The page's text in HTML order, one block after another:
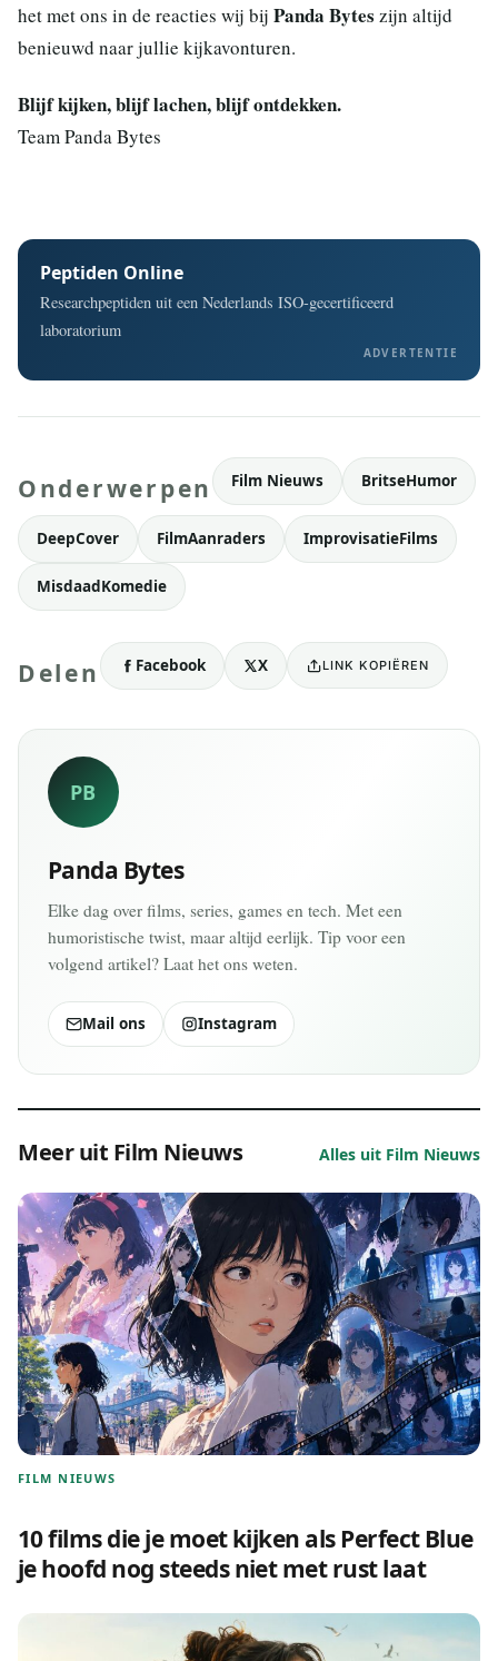
het met ons in de reacties wij bij Panda Bytes zijn altijd
benieuwd naar jullie kijkavonturen.
Blijf kijken, blijf lachen, blijf ontdekken.
Team Panda Bytes
Peptiden Online
Researchpeptiden uit een Nederlands ISO-gecertificeerd
laboratorium
ADVERTENTIE
Onderwerpen Film Nieuws BritseHumor
DeepCover FilmAanraders ImprovisatieFilms
MisdaadKomedie
Delen Facebook X LINK KOPIËREN
PB
Panda Bytes
Elke dag over films, series, games en tech. Met een
humoristische twist, maar altijd eerlijk. Tip voor een
volgend artikel? Laat het ons weten.
Mail ons Instagram
Meer uit Film Nieuws Alles uit Film Nieuws
FILM NIEUWS
10 films die je moet kijken als Perfect Blue
je hoofd nog steeds niet met rust laat